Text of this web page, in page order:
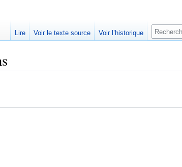
Lire Voir le texte source Voir l’historique